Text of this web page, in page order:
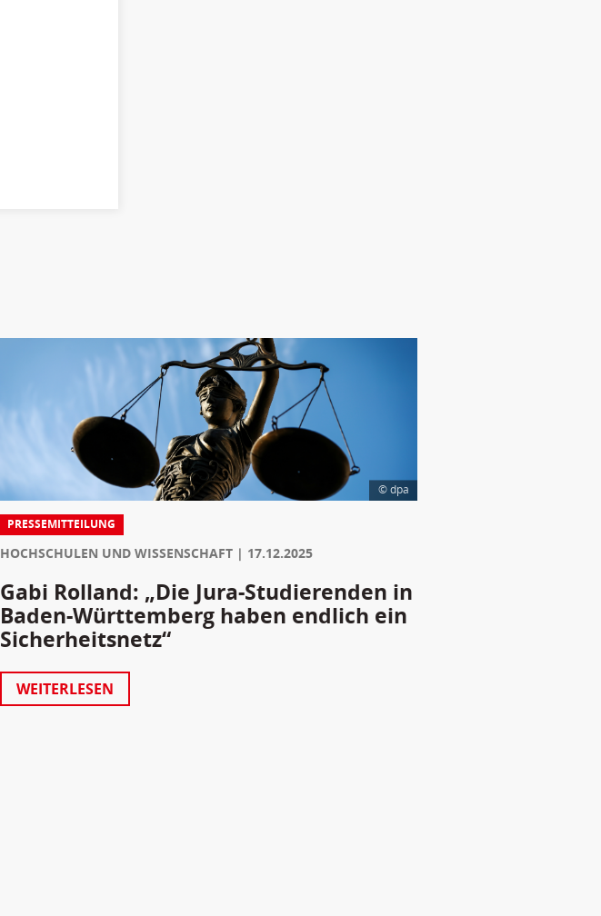
© dpa
PRESSEMITTEILUNG
HOCHSCHULEN UND WISSENSCHAFT 17.12.2025
Gabi Rolland: „Die Jura-Studierenden in
Baden-Württemberg haben endlich ein
Sicherheitsnetz“
WEITERLESEN